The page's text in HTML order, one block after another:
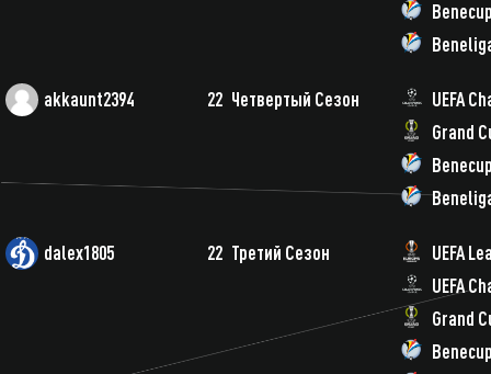
akkaunt2394 22 Четвертый Сезон
UEFA
Grand
dalex1805 22 Третий Сезон
UEFA
UEFA
Grand